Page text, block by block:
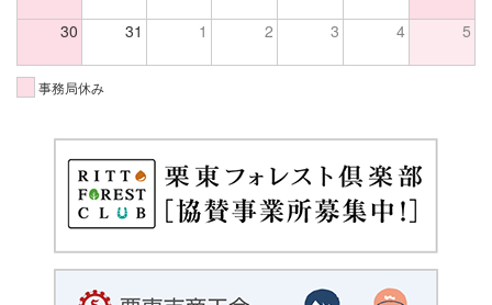
30 31 1 2 3 4 5
事務局休み